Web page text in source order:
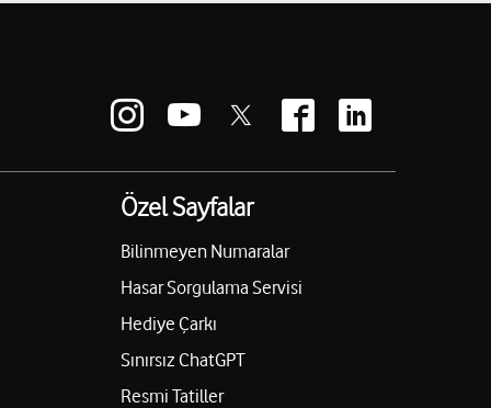
D Şehitkamil/Gaziantep
D Şehitkamil/Gaziantep
Özel Sayfalar
Bilinmeyen Numaralar
Hasar Sorgulama Servisi
Hediye Çarkı
Sınırsız ChatGPT
Resmi Tatiller